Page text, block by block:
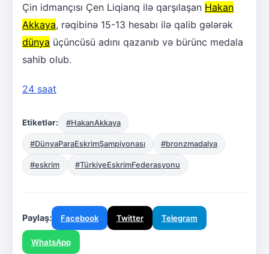
Çin idmançısı Çen Liqianq ilə qarşılaşan Hakan
Akkaya, rəqibinə 15-13 hesabı ilə qalib gələrək
dünya üçüncüsü adını qazanıb və bürünc medala
sahib olub.
24 saat
Etiketlər: #HakanAkkaya
#DünyaParaEskrimŞampiyonası #bronzmadalya
#eskrim #TürkiyeEskrimFederasyonu
Paylaş: Facebook Twitter Telegram
WhatsApp